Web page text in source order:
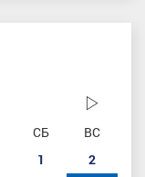
СБ
ВС
1
2